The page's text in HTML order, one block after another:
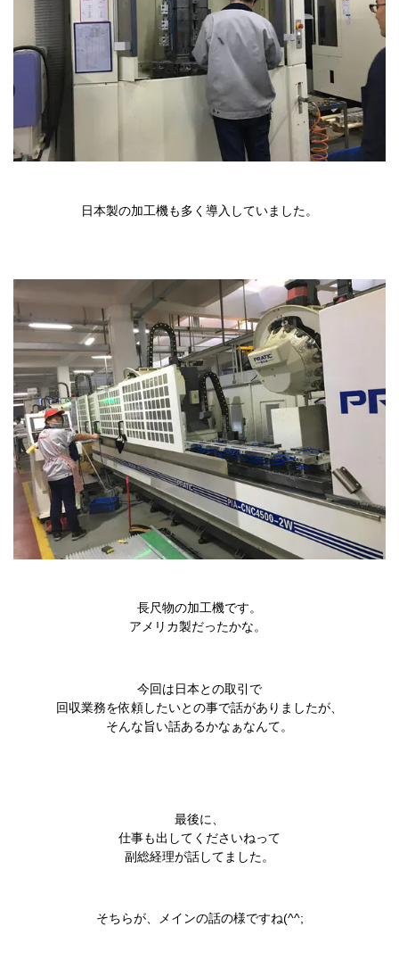
日本製の加工機も多く導入していました。
長尺物の加工機です。
アメリカ製だったかな。
今回は日本との取引で
回収業務を依頼したいとの事で話がありましたが、
そんな旨い話あるかなぁなんて。
最後に、
仕事も出してくださいねって
副総経理が話してました。
そちらが、メインの話の様ですね(^^;